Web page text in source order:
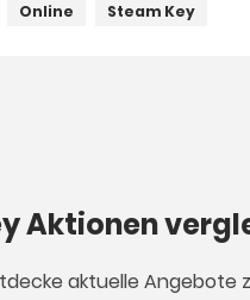
Online Steam Key
Aktionen
aktuelle Angebote